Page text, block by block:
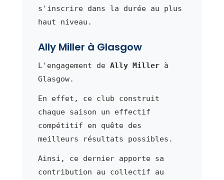
s'inscrire dans la durée au plus
haut niveau.
Ally Miller à Glasgow
L'engagement de Ally Millerà
Glasgow.
En effet, ce club construit
chaque saison un effectif
compétitif en quête des
meilleurs résultats possibles.
Ainsi, ce dernier apporte sa
contribution au collectif au